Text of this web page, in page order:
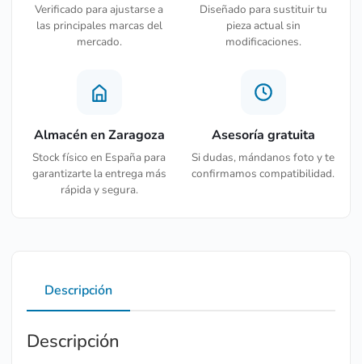
Verificado para ajustarse a
las principales marcas del
mercado.
Diseñado para sustituir tu
pieza actual sin
modificaciones.
Almacén en Zaragoza
Stock físico en España para
garantizarte la entrega más
rápida y segura.
Asesoría gratuita
Si dudas, mándanos foto y te
confirmamos compatibilidad.
Descripción
Descripción